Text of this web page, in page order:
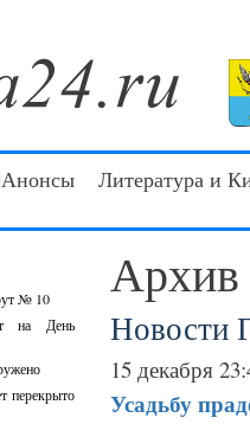
Литература и
№ 10
на День
перекрыто
Архив
Новости
15 декабря
Усадьбу